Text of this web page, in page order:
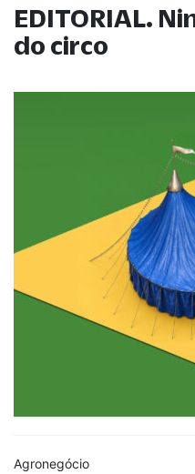
EDITORIAL.
do circo
Agronegócio